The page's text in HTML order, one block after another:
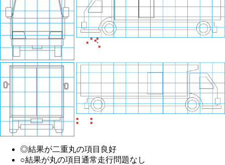
◎結果が二重丸の項目 良好
○結果が丸の項目 通常走行問題なし